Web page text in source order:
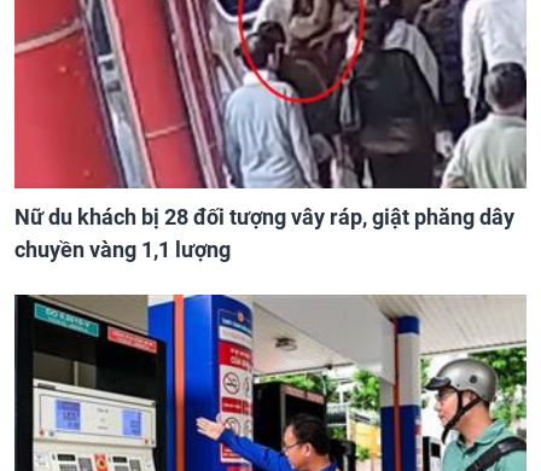
Nữ du khách bị 28 đối tượng vây ráp, giật phăng dây
chuyền vàng 1,1 lượng